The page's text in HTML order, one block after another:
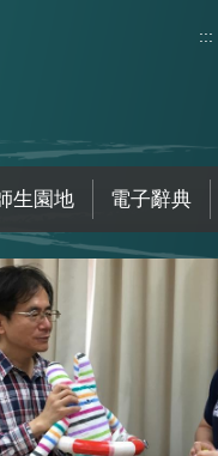
:::
生園地 電子辭典